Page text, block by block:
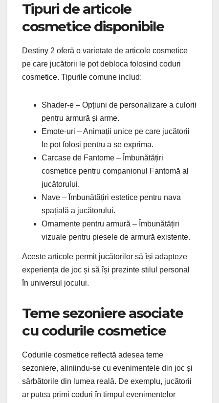
Tipuri de articole
cosmetice disponibile
Destiny 2 oferă o varietate de articole cosmetice
pe care jucătorii le pot debloca folosind coduri
cosmetice. Tipurile comune includ:
Shader-e – Opțiuni de personalizare a culorii
pentru armură și arme.
Emote-uri – Animații unice pe care jucătorii
le pot folosi pentru a se exprima.
Carcase de Fantome – Îmbunătățiri
cosmetice pentru companionul Fantomă al
jucătorului.
Nave – Îmbunătățiri estetice pentru nava
spațială a jucătorului.
Ornamente pentru armură – Îmbunătățiri
vizuale pentru piesele de armură existente.
Aceste articole permit jucătorilor să își adapteze
experiența de joc și să își prezinte stilul personal
în universul jocului.
Teme sezoniere asociate
cu codurile cosmetice
Codurile cosmetice reflectă adesea teme
sezoniere, aliniindu-se cu evenimentele din joc și
sărbătorile din lumea reală. De exemplu, jucătorii
ar putea primi coduri în timpul evenimentelor